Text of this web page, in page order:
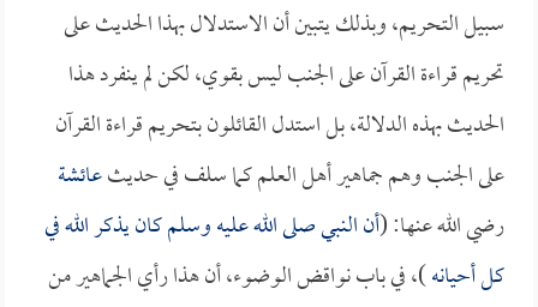
سبيل التحريم، وبذلك يتبين أن الاستدلال بهذا الحديث على
تحريم قراءة القرآن على الجنب ليس بقوي، لكن لم ينفرد هذا
الحديث بهذه الدلالة، بل استدل القائلون بتحريم قراءة القرآن
على الجنب وهم جماهير أهل العلم كما سلف في حديثعائشة
رضي الله عنها: (أن النبي صلى الله عليه وسلم كان يذكر الله في
كل أحيانه)، في باب نواقض الوضوء، أن هذا رأي الجماهير من